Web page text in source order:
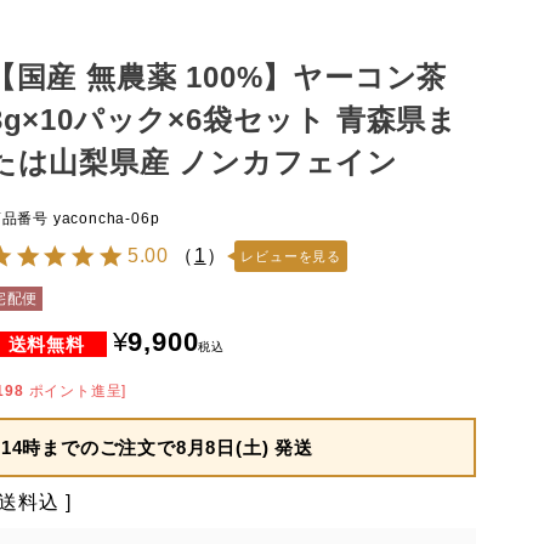
国産 無農薬 100%】ヤーコン茶
パック×6袋セット 青森県ま
は山梨県産 ノンカフェイン
番号 yaconcha-06p
5.00 （ 1） レビューを見る
配便
¥9,900税込
ポイント進呈]
14時までのご注文で8月8日(土) 発送
料込